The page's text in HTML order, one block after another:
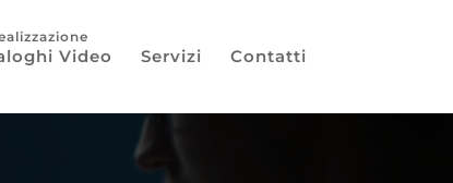
Video Servizi Contatti